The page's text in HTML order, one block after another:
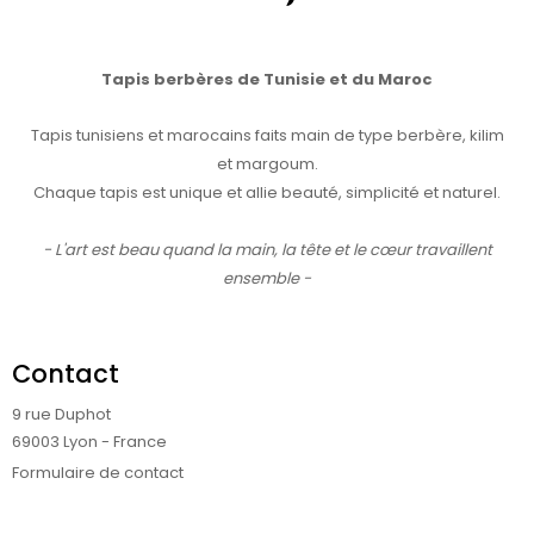
Tapis berbères de Tunisie et du Maroc
Tapis tunisiens et marocains faits main de type berbère, kilim
et margoum.
Chaque tapis est unique et allie beauté, simplicité et naturel.
- L'art est beau quand la main, la tête et le cœur travaillent
ensemble -
Contact
9 rue Duphot
69003 Lyon - France
Formulaire de contact